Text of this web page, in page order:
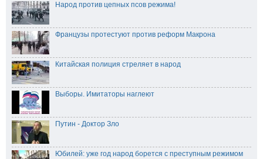
Народ против цепных псов режима!
Французы протестуют против реформ Макрона
Китайская полиция стреляет в народ
Выборы. Имитаторы наглеют
Путин - Доктор Зло
Юбилей: уже год народ борется с преступным режимом